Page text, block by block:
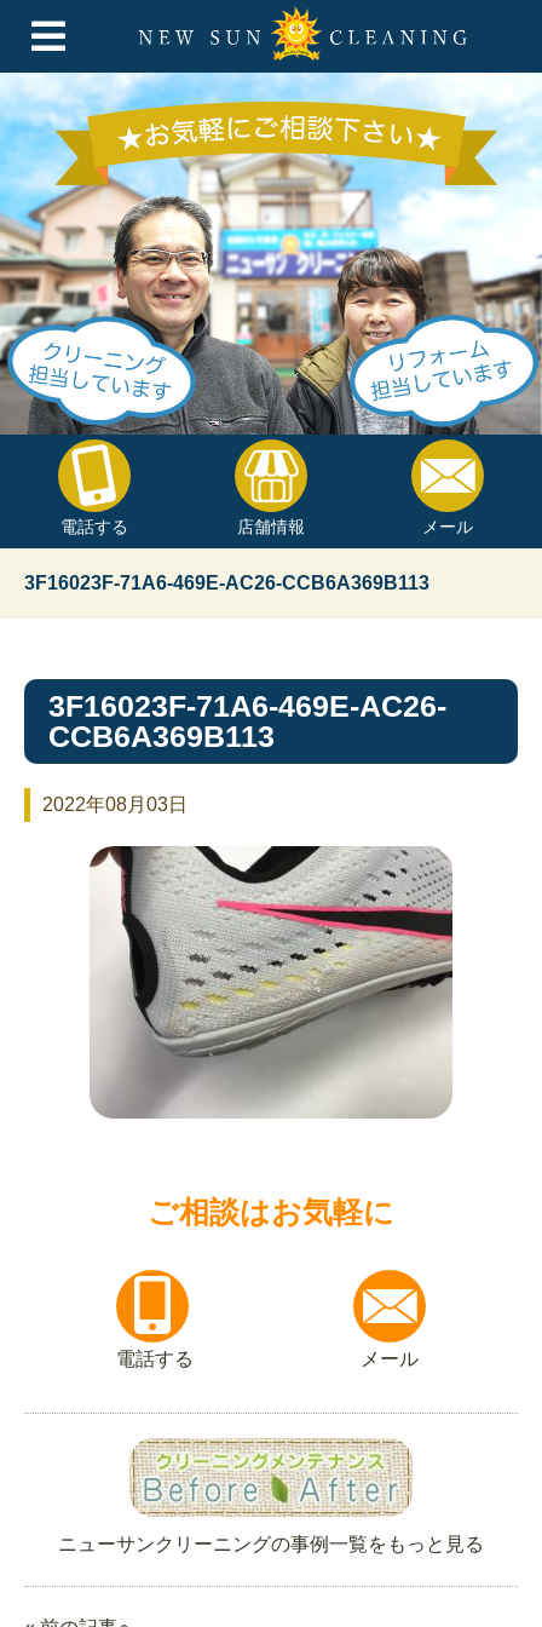
電話する 店舗情報 メール
3F16023F-71A6-469E-AC26-CCB6A369B113
3F16023F-71A6-469E-AC26-
CCB6A369B113
2022年08月03日
ご相談はお気軽に
電話する メール
ニューサンクリーニングの事例一覧をもっと見る